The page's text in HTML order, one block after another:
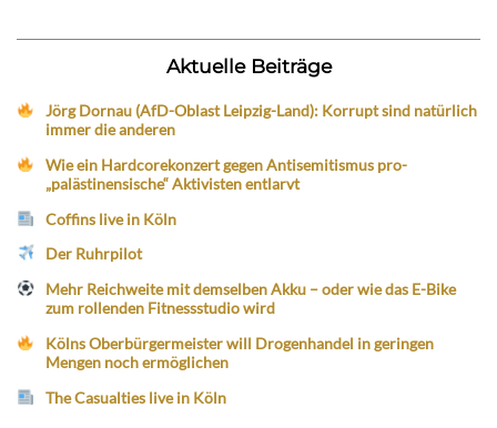
Aktuelle Beiträge
Jörg Dornau (AfD-Oblast Leipzig-Land): Korrupt sind natürlich
immer die anderen
Wie ein Hardcorekonzert gegen Antisemitismus pro-
„palästinensische“ Aktivisten entlarvt
Coffins live in Köln
Der Ruhrpilot
Mehr Reichweite mit demselben Akku – oder wie das E-Bike
zum rollenden Fitnessstudio wird
Kölns Oberbürgermeister will Drogenhandel in geringen
Mengen noch ermöglichen
The Casualties live in Köln